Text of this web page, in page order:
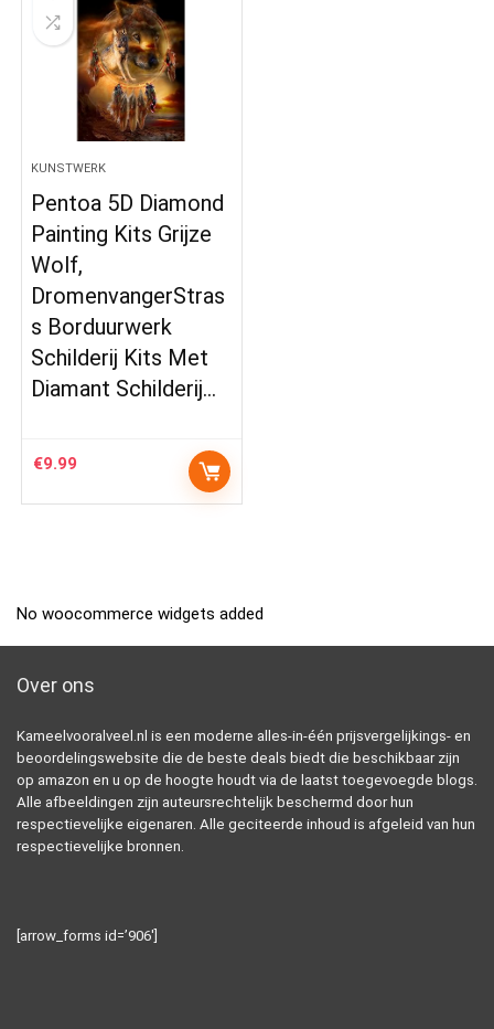
KUNSTWERK
Pentoa 5D Diamond
Painting Kits Grijze
Wolf,
DromenvangerStras
s Borduurwerk
Schilderij Kits Met
Diamant Schilderij…
€9.99
No woocommerce widgets added
Over ons
Kameelvooralveel.nl is een moderne alles-in-één prijsvergelijkings- en
beoordelingswebsite die de beste deals biedt die beschikbaar zijn
op amazon en u op de hoogte houdt via de laatst toegevoegde blogs.
Alle afbeeldingen zijn auteursrechtelijk beschermd door hun
respectievelijke eigenaren. Alle geciteerde inhoud is afgeleid van hun
respectievelijke bronnen.
[arrow_forms id=’906′]